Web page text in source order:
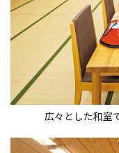
広々とした和室